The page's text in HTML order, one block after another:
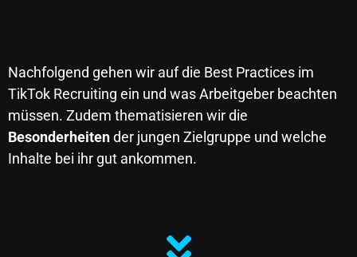
Nachfolgend gehen wir auf die Best Practices im
TikTok Recruiting ein und was Arbeitgeber beachten
müssen. Zudem thematisieren wir die
Besonderheitender jungen Zielgruppe und welche
Inhalte bei ihr gut ankommen.